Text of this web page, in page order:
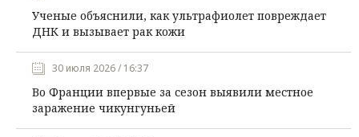
Ученые объяснили, как ультрафиолет повреждает
ДНК и вызывает рак кожи
30 июля 2026 / 16:37
Во Франции впервые за сезон выявили местное
заражение чикунгуньей